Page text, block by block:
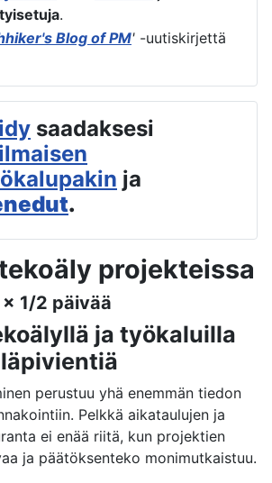
.
Blog of PM' -uutiskirjettä
saadaksesi
ilmaisen
ja
.
projekteissa
x 1/2 päivää
ja työkaluilla
perustuu yhä enemmän tiedon
Pelkkä aikataulujen ja
ei enää riitä, kun projektien
ja päätöksenteko monimutkaistuu.